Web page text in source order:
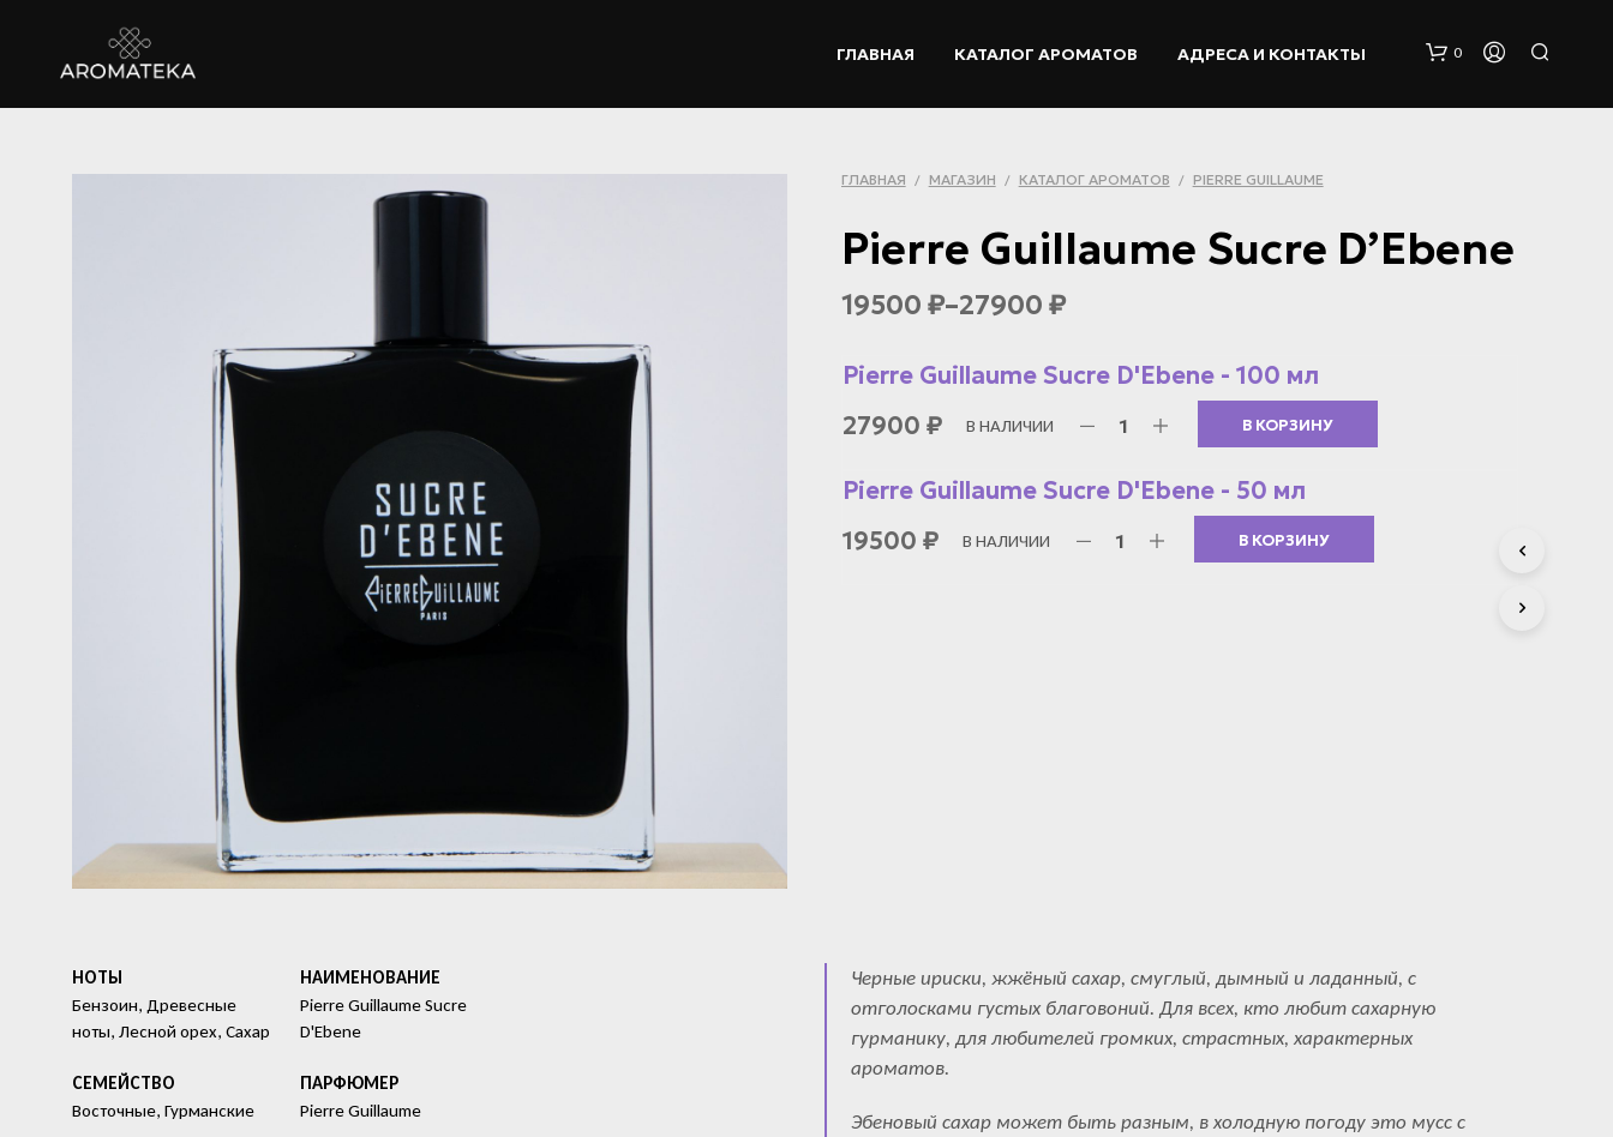
ГЛАВНАЯ КАТАЛОГ АРОМАТОВ АДРЕСА И КОНТАКТЫ 0
ГЛАВНАЯ / МАГАЗИН / КАТАЛОГ АРОМАТОВ / PIERRE GUILLAUME
Pierre Guillaume Sucre D’Ebene
19500 ₽–27900 ₽
Pierre Guillaume Sucre D'Ebene - 100 мл
27900 ₽ В НАЛИЧИИ В КОРЗИНУ
Pierre Guillaume Sucre D'Ebene - 50 мл
19500 ₽ В НАЛИЧИИ В КОРЗИНУ
НОТЫ
Бензоин, Древесные
ноты, Лесной орех, Сахар
СЕМЕЙСТВО
Восточные, Гурманские
HАИМЕНОВАНИЕ
Pierre Guillaume Sucre
D'Ebene
ПАРФЮМЕР
Pierre Guillaume
Черные ириски, жжёный сахар, смуглый, дымный и ладанный, с
отголосками густых благовоний. Для всех, кто любит сахарную
гурманику, для любителей громких, страстных, характерных
ароматов.
Эбеновый сахар может быть разным, в холодную погоду это мусс с